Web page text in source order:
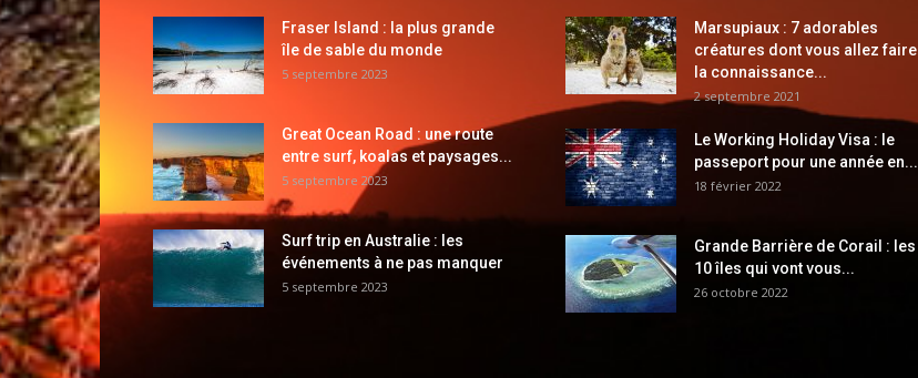
Fraser Island : la plus grande
île de sable du monde
5 septembre 2023
Great Ocean Road : une route
entre surf, koalas et paysages...
5 septembre 2023
Surf trip en Australie : les
événements à ne pas manquer
5 septembre 2023
Marsupiaux : 7 adorables
créatures dont vous allez faire
la connaissance...
2 septembre 2021
Le Working Holiday Visa : le
passeport pour une année en...
18 février 2022
Grande Barrière de Corail : les
10 îles qui vont vous...
26 octobre 2022